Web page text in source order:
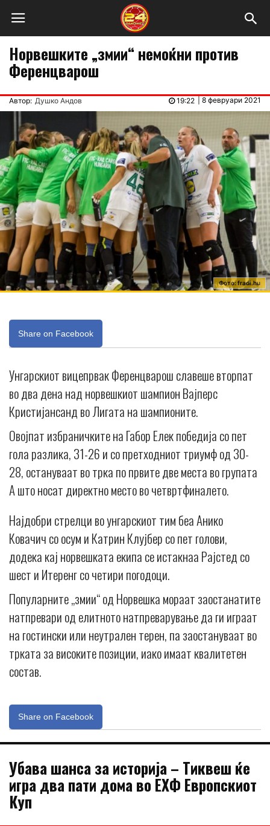
Норвешките „змии“ немоќни против
Ференцварош
Автор: Душко Андов 8 февруари 2021
19:22
Фото: fradi.hu
Share on Facebook
Унгарскиот вицепрвак Ференцварош славеше вторпат
во два дена над норвешкиот шампион Вајперс
Кристијансанд во Лигата на шампионите.
Овојпат избраничките на Габор Елек победија со пет
гола разлика, 31-26 и со претходниот триумф од 30-
28, остануваат во трка по првите две места во групата
А што носат директно место во четвртфиналето.
Најдобри стрелци во унгарскиот тим беа Анико
Ковачич со осум и Катрин Клујбер со пет голови,
додека кај норвешката екипа се истакнаа Рајстед со
шест и Итеренг со четири погодоци.
Популарните „змии“ од Норвешка мораат заостанатите
натпревари од елитното натпреварување да ги играат
на гостински или неутрален терен, па заостануваат во
трката за високите позиции, иако имаат квалитетен
состав.
Share on Facebook
Убава шанса за историја – Тиквеш ќе
игра два пати дома во ЕХФ Европскиот
Куп